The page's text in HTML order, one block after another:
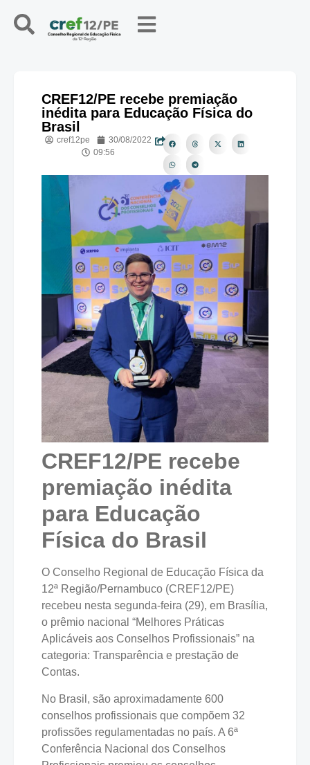
CREF12/PE recebe premiação
inédita para Educação Física do
Brasil
cref12pe
30/08/2022
09:56
CREF12/PE recebe
premiação inédita
para Educação
Física do Brasil
O Conselho Regional de Educação Física da
12ª Região/Pernambuco (CREF12/PE)
recebeu nesta segunda-feira (29), em Brasília,
o prêmio nacional “Melhores Práticas
Aplicáveis aos Conselhos Profissionais” na
categoria: Transparência e prestação de
Contas.
No Brasil, são aproximadamente 600
conselhos profissionais que compõem 32
profissões regulamentadas no país. A 6ª
Conferência Nacional dos Conselhos